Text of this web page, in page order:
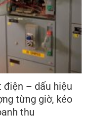
điện – dấu hiệu
từng giờ, kéo
thu